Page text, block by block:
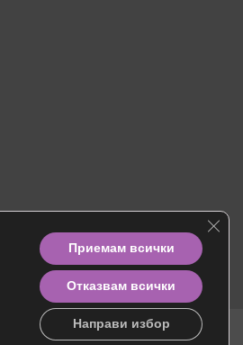
Приемам всички
Отказвам всички
Направи избор